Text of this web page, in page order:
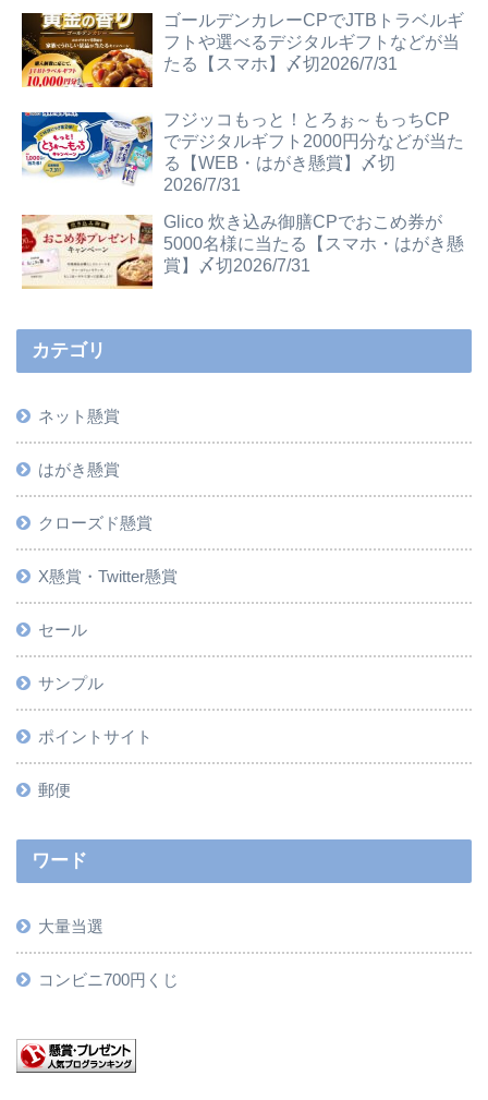
ゴールデンカレーCPでJTBトラベルギ
フトや選べるデジタルギフトなどが当
たる【スマホ】〆切2026/7/31
フジッコもっと！とろぉ～もっちCP
でデジタルギフト2000円分などが当た
る【WEB・はがき懸賞】〆切
2026/7/31
Glico 炊き込み御膳CPでおこめ券が
5000名様に当たる【スマホ・はがき懸
賞】〆切2026/7/31
カテゴリ
ネット懸賞
はがき懸賞
クローズド懸賞
X懸賞・Twitter懸賞
セール
サンプル
ポイントサイト
郵便
ワード
大量当選
コンビニ700円くじ